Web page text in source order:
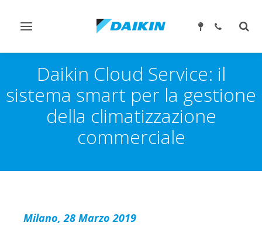
Attiva/disattiva
Daikin Cloud Service: il
sistema smart per la gestione
della climatizzazione
commerciale
Milano, 28 Marzo 2019